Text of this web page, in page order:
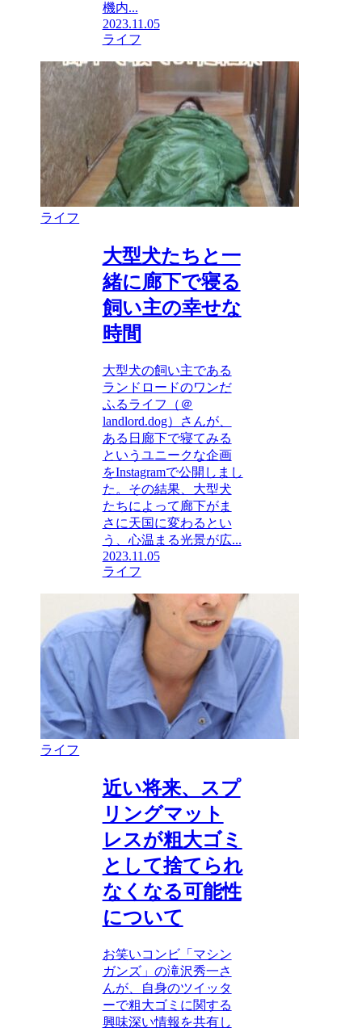
機内...
2023.11.05
ライフ
ライフ
大型犬たちと一
緒に廊下で寝る
飼い主の幸せな
時間
大型犬の飼い主である
ランドロードのワンだ
ふるライフ（＠
landlord.dog）さんが、
ある日廊下で寝てみる
というユニークな企画
をInstagramで公開しまし
た。その結果、大型犬
たちによって廊下がま
さに天国に変わるとい
う、心温まる光景が広...
2023.11.05
ライフ
ライフ
近い将来、スプ
リングマット
レスが粗大ゴミ
として捨てられ
なくなる可能性
について
お笑いコンビ「マシン
ガンズ」の滝沢秀一さ
んが、自身のツイッタ
ーで粗大ゴミに関する
興味深い情報を共有し